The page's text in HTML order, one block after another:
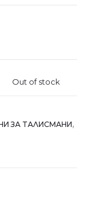
Out of stock
ЗА ТАЛИСМАНИ,